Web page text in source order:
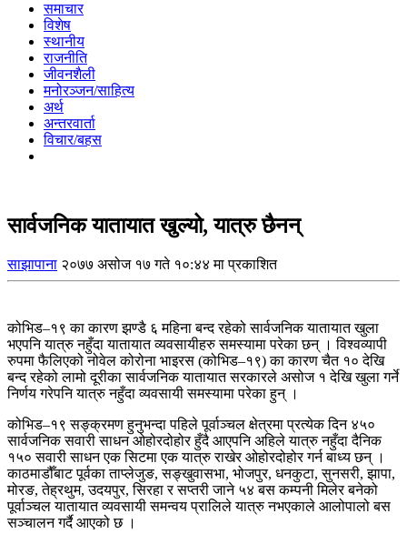
समाचार
विशेष
स्थानीय
राजनीति
जीवनशैली
मनोरञ्जन/साहित्य
अर्थ
अन्तरवार्ता
विचार/बहस
सार्वजनिक यातायात खुल्यो, यात्रु छैनन्
साझापाना २०७७ असोज १७ गते १०:४४ मा प्रकाशित
कोभिड–१९ का कारण झण्डै ६ महिना बन्द रहेको सार्वजनिक यातायात खुला
भएपनि यात्रु नहुँदा यातायात व्यवसायीहरु समस्यामा परेका छन् । विश्वव्यापी
रुपमा फैलिएको नोवेल कोरोना भाइरस (कोभिड–१९) का कारण चैत १० देखि
बन्द रहेको लामो दूरीका सार्वजनिक यातायात सरकारले असोज १ देखि खुला गर्ने
निर्णय गरेपनि यात्रु नहुँदा व्यवसायी समस्यामा परेका हुन् ।
कोभिड–१९ सङ्क्रमण हुनुभन्दा पहिले पूर्वाञ्चल क्षेत्रमा प्रत्येक दिन ४५०
सार्वजनिक सवारी साधन ओहोरदोहोर हुँदै आएपनि अहिले यात्रु नहुँदा दैनिक
१५० सवारी साधन एक सिटमा एक यात्रु राखेर ओहोरदोहोर गर्न बाध्य छन् ।
काठमाडौँबाट पूर्वका ताप्लेजुङ, सङ्खुवासभा, भोजपुर, धनकुटा, सुनसरी, झापा,
मोरङ, तेह्रथुम, उदयपुर, सिरहा र सप्तरी जाने ५४ बस कम्पनी मिलेर बनेको
पूर्वाञ्चल यातायात व्यवसायी समन्वय प्रालिले यात्रु नभएकाले आलोपालो बस
सञ्चालन गर्दै आएको छ ।